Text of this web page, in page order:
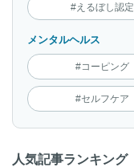
#えるぼし認定
メンタルヘルス
#コーピング
#セルフケア
人気記事ランキング